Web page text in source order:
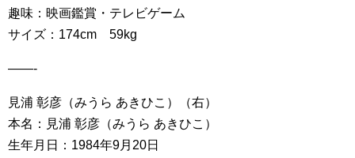
趣味：映画鑑賞・テレビゲーム
サイズ：174cm 59kg
——-
見浦 彰彦（みうら あきひこ）（右）
本名：見浦 彰彦（みうら あきひこ）
生年月日：1984年9月20日